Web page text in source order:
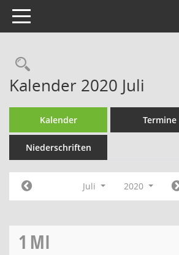
Toggle navigation
Rechercheauswahl
Kalender 2020 Juli
Kalender Termine
Niederschriften
Juli 2020
1 MI